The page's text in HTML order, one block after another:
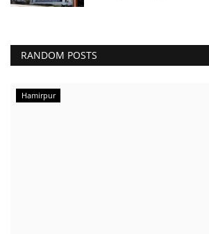
RANDOM POSTS
Hamirpur